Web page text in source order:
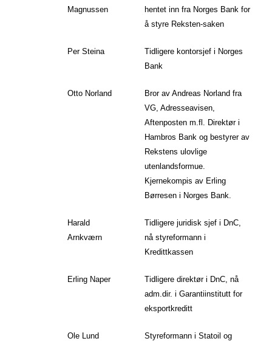
Magnussen
hentet inn fra Norges Bank for
å styre Reksten-saken
Per Steina
Tidligere kontorsjef i Norges
Bank
Otto Norland
Bror av Andreas Norland fra
VG, Adresseavisen,
Aftenposten m.fl. Direktør i
Hambros Bank og bestyrer av
Rekstens ulovlige
utenlandsformue.
Kjernekompis av Erling
Børresen i Norges Bank.
Harald
Arnkværn
Tidligere juridisk sjef i DnC,
nå styreformann i
Kredittkassen
Erling Naper
Tidligere direktør i DnC, nå
adm.dir. i Garantiinstitutt for
eksportkreditt
Ole Lund
Styreformann i Statoil og